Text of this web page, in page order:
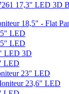
17,3" LED 3D
18,5" - Flat
LED
LED
LED 3D
LED
23" LED
23,6" LED